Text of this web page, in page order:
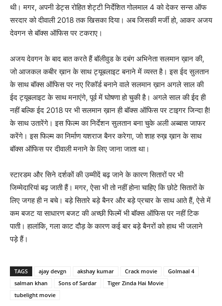
थी। मगर, अपनी डेट्स रोहित शेट्टी निर्देशित गोलमाल 4 को देकर सन्‍स ऑफ
सरदार को दीवाली 2018 तक खिसका दिया। अब जिसकी मर्जी हो, आकर अजय
देवगन से बॉक्‍स ऑफिस पर टकराए।
अजय देवगन के बाद बात करते हैं बॉलीवुड के दबंग अभिनेता सलमान ख़ान की,
जो आजकल कबीर ख़ान के साथ ट्यूबलाइट बनाने में व्‍यस्‍त है। इस ईद सुलतान
के साथ बॉक्‍स ऑफिस पर नए रिकॉर्ड बनाने वाले सलमान ख़ान अगले साल की
ईद ट्यूबलाइट के साथ मनाएंगे, पूर्व में घोषणा हो चुकी है। अगले साल की ईद ही
नहीं बल्‍कि ईद 2018 पर भी सलमान ख़ान ही बॉक्‍स ऑफिस पर टाइगर जिन्‍दा है!
के साथ उतारेंगे। इस फिल्‍म का निर्देशन सुलतान बना चुके अली अब्‍बास जाफर
करेंगे। इस फिल्‍म का निर्माण यशराज बैनर करेगा, जो शाह रुख़ ख़ान के साथ
बॉक्‍स ऑफिस पर दीवाली मनाने के लिए जाना जाता था।
स्‍टारडम और सिने दर्शकों की उम्‍मीदें बढ़ जाने के कारण सितारों पर भी
जिम्‍मेदारियां बढ़ जाती हैं। मगर, ऐसा भी तो नहीं होना चाहिए कि छोटे सितारों के
लिए जगह ही न बचे। बड़े सितारे बड़े बैनर और बड़े प्रचार के साथ आते हैं, ऐसे में
कम बजट या साधारण बजट की अच्‍छी फिल्‍में भी बॉक्‍स ऑफिस पर नहीं टिक
पाती। हालांकि, गला काट दौड़ के कारण कई बार बड़े बैनरों को हाथ भी जलाने
पड़े हैं।
TAGS ajay devgn akshay kumar Crack movie
Golmaal 4
salman khan
Sons of Sardar
Tiger Zinda Hai Movie
tubelight movie